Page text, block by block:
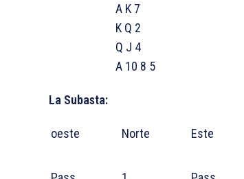
A K 7
K Q 2
Q J 4
A 10 8 5
La Subasta:
oeste Norte Este